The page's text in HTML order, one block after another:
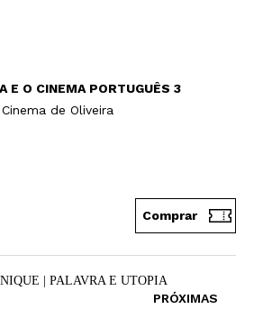
E O CINEMA PORTUGUÊS 3
de Oliveira
Comprar
PRÓXIMAS